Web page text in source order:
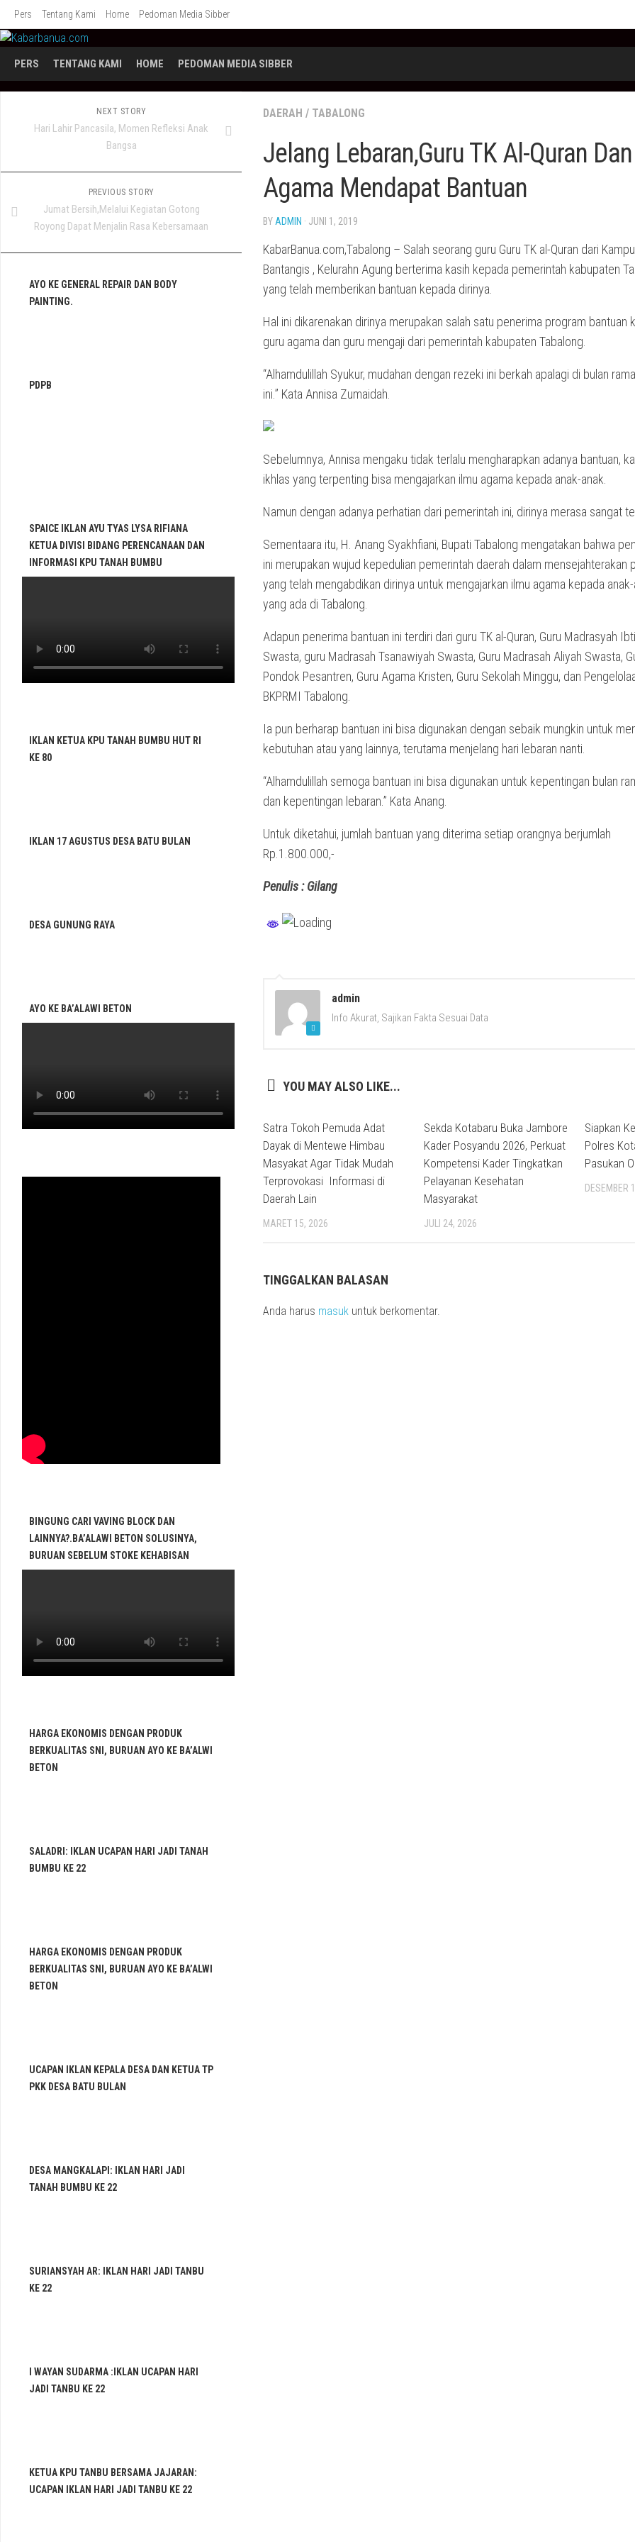
Skip
content
Pers Tentang Kami Home Pedoman Media Sibber
PERS TENTANG KAMI HOME PEDOMAN MEDIA SIBBER
DAERAH / TABALONG
Jelang Lebaran,Guru TK Al-Quran
Agama Mendapat Bantuan
BY ADMIN · JUNI 1, 2019
KabarBanua.com,Tabalong – Salah seorang guru Guru TK al-Quran dari
Bantangis , Kelurahn Agung berterima kasih kepada pemerintah kabupaten
yang telah memberikan bantuan kepada dirinya.
Hal ini dikarenakan dirinya merupakan salah satu penerima program bantuan
guru agama dan guru mengaji dari pemerintah kabupaten Tabalong.
“Alhamdulillah Syukur, mudahan dengan rezeki ini berkah apalagi di bulan
ini.” Kata Annisa Zumaidah.
Sebelumnya, Annisa mengaku tidak terlalu mengharapkan adanya bantuan,
ikhlas yang terpenting bisa mengajarkan ilmu agama kepada anak-anak.
Namun dengan adanya perhatian dari pemerintah ini, dirinya merasa sangat
Sementaara itu, H. Anang Syakhfiani, Bupati Tabalong mengatakan bahwa
ini merupakan wujud kepedulian pemerintah daerah dalam mensejahterakan
yang telah mengabdikan dirinya untuk mengajarkan ilmu agama kepada
yang ada di Tabalong.
Adapun penerima bantuan ini terdiri dari guru TK al-Quran, Guru Madrasyah
Swasta, guru Madrasah Tsanawiyah Swasta, Guru Madrasah Aliyah Swasta,
Pondok Pesantren, Guru Agama Kristen, Guru Sekolah Minggu, dan
BKPRMI Tabalong.
Ia pun berharap bantuan ini bisa digunakan dengan sebaik mungkin untuk
kebutuhan atau yang lainnya, terutama menjelang hari lebaran nanti.
“Alhamdulillah semoga bantuan ini bisa digunakan untuk kepentingan bulan
dan kepentingan lebaran.” Kata Anang.
Untuk diketahui, jumlah bantuan yang diterima setiap orangnya berjumlah
Rp.1.800.000,-
Penulis : Gilang
admin
Info Akurat, Sajikan Fakta Sesuai Data
YOU MAY ALSO LIKE...
Satra Tokoh Pemuda Adat
Dayak di Mentewe Himbau
Masyakat Agar Tidak Mudah
Terprovokasi Informasi di
Daerah Lain
MARET 15, 2026
Sekda Kotabaru Buka Jambore
Kader Posyandu 2026, Perkuat
Kompetensi Kader Tingkatkan
Pelayanan Kesehatan
Masyarakat
JULI 24, 2026
Siapkan
Polres
Pasukan
DESEMBER
TINGGALKAN BALASAN
Anda harus masuk untuk berkomentar.
NEXT STORY
Hari Lahir Pancasila, Momen Refleksi Anak
Bangsa
PREVIOUS STORY
Jumat Bersih,Melalui Kegiatan Gotong
Royong Dapat Menjalin Rasa Kebersamaan
AYO KE GENERAL REPAIR DAN BODY
PAINTING.
PDPB
SPAICE IKLAN AYU TYAS LYSA RIFIANA
KETUA DIVISI BIDANG PERENCANAAN DAN
INFORMASI KPU TANAH BUMBU
IKLAN KETUA KPU TANAH BUMBU HUT RI
KE 80
IKLAN 17 AGUSTUS DESA BATU BULAN
DESA GUNUNG RAYA
AYO KE BA’ALAWI BETON
BINGUNG CARI VAVING BLOCK DAN
LAINNYA?.BA’ALAWI BETON SOLUSINYA,
BURUAN SEBELUM STOKE KEHABISAN
HARGA EKONOMIS DENGAN PRODUK
BERKUALITAS SNI, BURUAN AYO KE BA’ALWI
BETON
SALADRI: IKLAN UCAPAN HARI JADI TANAH
BUMBU KE 22
HARGA EKONOMIS DENGAN PRODUK
BERKUALITAS SNI, BURUAN AYO KE BA’ALWI
BETON
UCAPAN IKLAN KEPALA DESA DAN KETUA TP
PKK DESA BATU BULAN
DESA MANGKALAPI: IKLAN HARI JADI
TANAH BUMBU KE 22
SURIANSYAH AR: IKLAN HARI JADI TANBU
KE 22
I WAYAN SUDARMA :IKLAN UCAPAN HARI
JADI TANBU KE 22
KETUA KPU TANBU BERSAMA JAJARAN:
UCAPAN IKLAN HARI JADI TANBU KE 22